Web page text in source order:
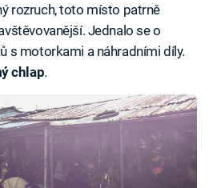
rozruch, toto místo patrně
Jednalo se o
s motorkami a náhradními díly.
chlap.